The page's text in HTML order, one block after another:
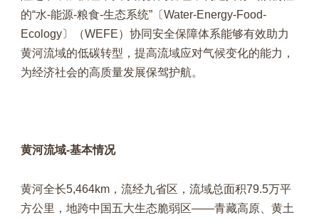
的“水-能源-粮食-生态系统”〔Water-Energy-Food-
Ecology〕（WEFE）协同安全保障体系能够有效助力
黄河流域的低碳转型，提高流域应对气候变化的能力，
为经济社会的高质量发展保驾护航。
黄河流域-基本情况
黄河全长5,464km，流经九省区，流域总面积79.5万平
方公里，地跨中国五大生态脆弱区——青藏高原、黄土